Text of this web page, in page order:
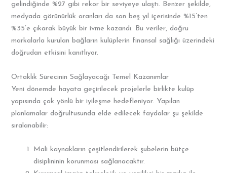
gelindiğinde %27 gibi rekor bir seviyeye ulaştı. Benzer şekilde,
medyada görünürlük oranları da son beş yıl içerisinde %15’ten
%35’e çıkarak büyük bir ivme kazandı. Bu veriler, doğru
markalarla kurulan bağların kulüplerin finansal sağlığı üzerindeki
doğrudan etkisini kanıtlıyor.
Ortaklık Sürecinin Sağlayacağı Temel Kazanımlar
Yeni dönemde hayata geçirilecek projelerle birlikte kulüp
yapısında çok yönlü bir iyileşme hedefleniyor. Yapılan
planlamalar doğrultusunda elde edilecek faydalar şu şekilde
sıralanabilir:
Mali kaynakların çeşitlendirilerek şubelerin bütçe
disiplininin korunması sağlanacaktır.